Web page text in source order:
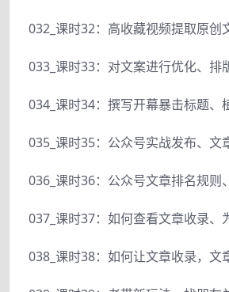
032_课时32：高收藏视频提取原创
033_课时33：对文案进行优化、排
034_课时34：撰写开幕暴击标题、
035_课时35：公众号实战发布、文
036_课时36：公众号文章排名规则
037_课时37：如何查看文章收录、
038_课时38：如何让文章收录，文